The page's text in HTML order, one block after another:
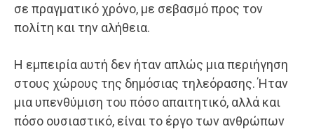
σε πραγματικό χρόνο, με σεβασμό προς τον
πολίτη και την αλήθεια.
Η εμπειρία αυτή δεν ήταν απλώς μια περιήγηση
στους χώρους της δημόσιας τηλεόρασης. Ήταν
μια υπενθύμιση του πόσο απαιτητικό, αλλά και
πόσο ουσιαστικό, είναι το έργο των ανθρώπων